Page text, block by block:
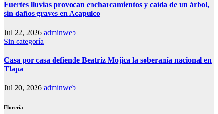
Fuertes lluvias provocan encharcamientos y caída de un árbol,
sin daños graves en Acapulco
Jul 22, 2026 adminweb
Sin categoría
Casa por casa defiende Beatriz Mojica la soberanía nacional en
Tlapa
Jul 20, 2026 adminweb
Florería